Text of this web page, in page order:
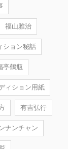
福山雅治
ション秘話
亭鶴瓶
ィション用紙
有吉弘行
ナンチャン